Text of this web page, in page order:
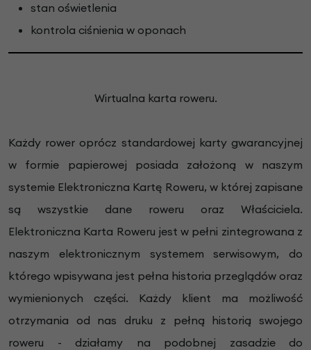
stan oświetlenia
kontrola ciśnienia w oponach
Wirtualna karta roweru.
Każdy rower oprócz standardowej karty gwarancyjnej
w formie papierowej posiada założoną w naszym
systemie Elektroniczna Kartę Roweru, w której zapisane
są wszystkie dane roweru oraz Właściciela.
Elektroniczna Karta Roweru jest w pełni zintegrowana z
naszym elektronicznym systemem serwisowym, do
którego wpisywana jest pełna historia przeglądów oraz
wymienionych części. Każdy klient ma możliwość
otrzymania od nas druku z pełną historią swojego
roweru - działamy na podobnej zasadzie do